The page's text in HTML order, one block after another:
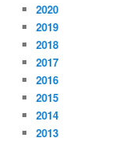
2020
2019
2018
2017
2016
2015
2014
2013